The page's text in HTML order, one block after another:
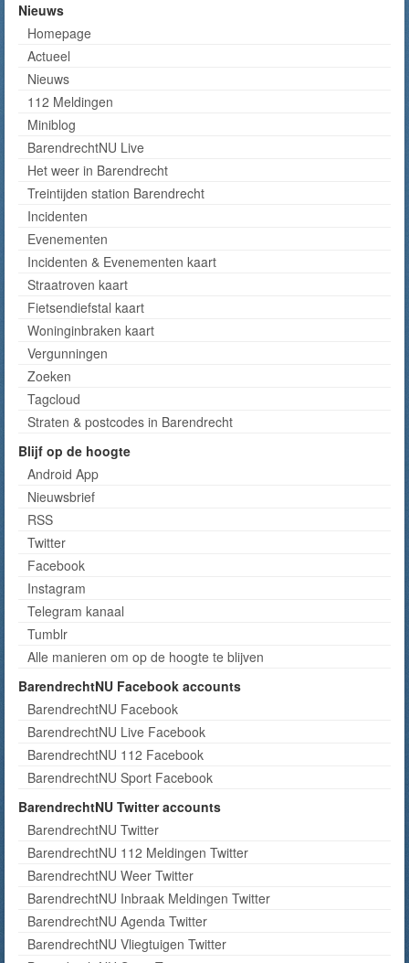
Nieuws
Homepage
Actueel
Nieuws
112 Meldingen
Miniblog
BarendrechtNU Live
Het weer in Barendrecht
Treintijden station Barendrecht
Incidenten
Evenementen
Incidenten & Evenementen kaart
Straatroven kaart
Fietsendiefstal kaart
Woninginbraken kaart
Vergunningen
Zoeken
Tagcloud
Straten & postcodes in Barendrecht
Blijf op de hoogte
Android App
Nieuwsbrief
RSS
Twitter
Facebook
Instagram
Telegram kanaal
Tumblr
Alle manieren om op de hoogte te blijven
BarendrechtNU Facebook accounts
BarendrechtNU Facebook
BarendrechtNU Live Facebook
BarendrechtNU 112 Facebook
BarendrechtNU Sport Facebook
BarendrechtNU Twitter accounts
BarendrechtNU Twitter
BarendrechtNU 112 Meldingen Twitter
BarendrechtNU Weer Twitter
BarendrechtNU Inbraak Meldingen Twitter
BarendrechtNU Agenda Twitter
BarendrechtNU Vliegtuigen Twitter